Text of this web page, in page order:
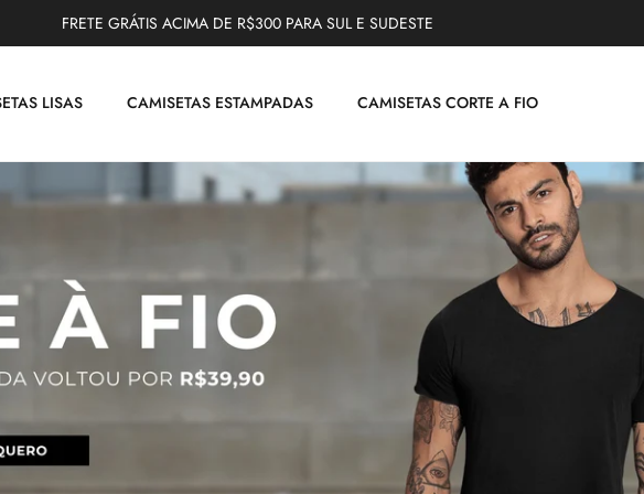
FRETE GRÁTIS ACIMA DE R$300 PARA SUL E SUDESTE
LISAS CAMISETAS ESTAMPADAS CAMISETAS CORTE A FIO